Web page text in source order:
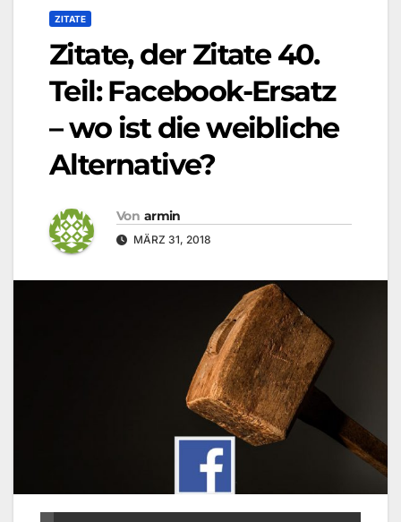
ZITATE
Zitate, der Zitate 40.
Teil: Facebook-Ersatz
– wo ist die weibliche
Alternative?
Von armin
MÄRZ 31, 2018